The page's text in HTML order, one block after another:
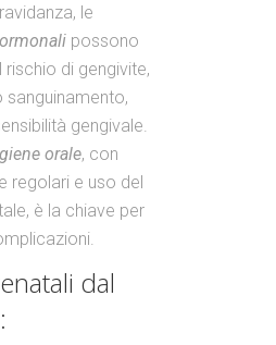
le
possono
rischio di gengivite,
gengivale.
orale, con
regolari e uso del
è la chiave per
dal